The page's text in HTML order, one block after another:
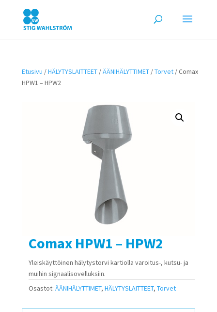
Etusivu /HÄLYTYSLAITTEET/ÄÄNIHÄLYTTIMET/Torvet/ Comax
HPW1 – HPW2
Comax HPW1 – HPW2
Yleiskäyttöinen hälytystorvi kartiolla varoitus-, kutsu- ja
muihin signaalisovelluksiin.
Osastot: ÄÄNIHÄLYTTIMET, HÄLYTYSLAITTEET, Torvet